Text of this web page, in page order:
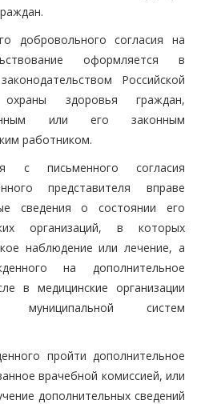
добровольного согласия на
оформляется в
Российской
здоровья граждан,
или его законным
работником.
с письменного согласия
представителя вправе
сведения о состоянии его
организаций, в которых
наблюдение или лечение, а
на дополнительное
в медицинские организации
муниципальной систем
пройти дополнительное
врачебной комиссией, или
дополнительных сведений